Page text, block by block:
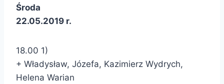
Środa
22.05.2019 r.
18.00 1)
+ Władysław, Józefa, Kazimierz Wydrych,
Helena Warian